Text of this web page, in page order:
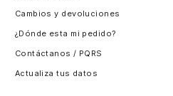
Cambios y devoluciones
¿Dónde esta mi pedido?
Contáctanos / PQRS
Actualiza tus datos